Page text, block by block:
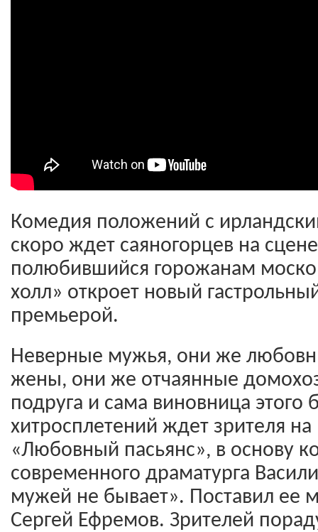
Комедия положений с
скоро ждет саяногорцев на
полюбившийся горожанам
холл» откроет новый
премьерой.
Неверные мужья, они же
жены, они же отчаянные
подруга и сама виновница этого
хитросплетений ждет зрителя
«Любовный пасьянс», в основу
современного драматурга
мужей не бывает». Поставил ее
Сергей Ефремов. Зрителей